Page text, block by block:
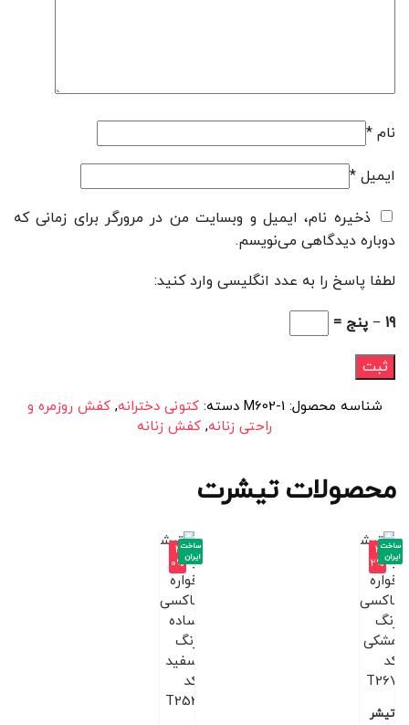
نام *
ایمیل *
ذخیره نام، ایمیل و وبسایت من در مرورگر برای زمانی که
دوباره دیدگاهی می‌نویسم.
لطفا پاسخ را به عدد انگلیسی وارد کنید:
19 − پنج =
شناسه محصول:M602-1 دسته:کتونی دخترانه,کفش روزمره و
راحتی زنانه, کفش زنانه
محصولات تیشرت
-3
2%
تیشر
ساخت
ایران
-4
0%
ساخت
ایران